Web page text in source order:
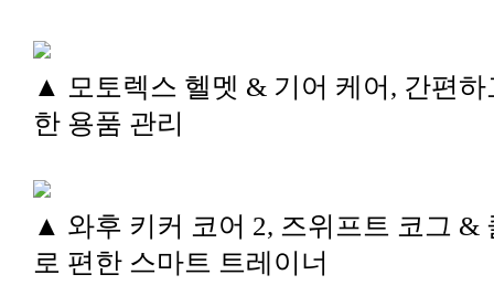
▲ 모토렉스 헬멧 & 기어 케어, 간편하
한 용품 관리
▲ 와후 키커 코어 2, 즈위프트 코그 &
로 편한 스마트 트레이너